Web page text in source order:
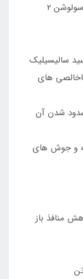
مشخصات سرم لایه بردار سالیسیلیک اسید سولوشن 2
های
شدن آن
و جوش های
منافذ باز